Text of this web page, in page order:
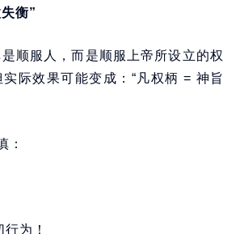
衡”
顺服人，而是顺服上帝所设立的权
际效果可能变成：“凡权柄 = 神旨
：
为！